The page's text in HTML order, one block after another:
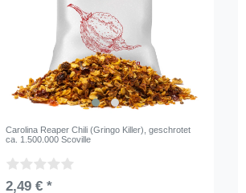
Carolina Reaper Chili (Gringo Killer), geschrotet
ca. 1.500.000 Scoville
2,49 € *